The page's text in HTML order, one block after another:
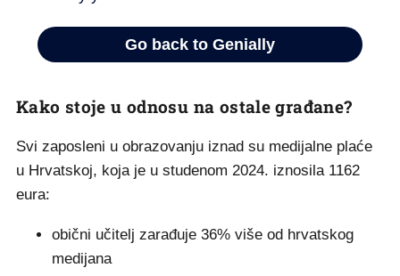
Kako stoje u odnosu na ostale građane?
Svi zaposleni u obrazovanju iznad su medijalne plaće
u Hrvatskoj, koja je u studenom 2024. iznosila 1162
eura:
obični učitelj zarađuje 36% više od hrvatskog
medijana